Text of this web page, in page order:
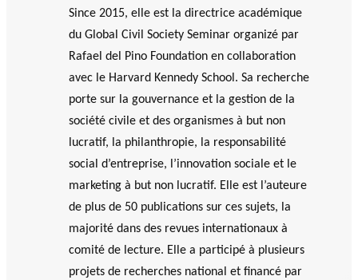
Since 2015, elle est la directrice académique
du Global Civil Society Seminar organizé par
Rafael del Pino Foundation en collaboration
avec le Harvard Kennedy School. Sa recherche
porte sur la gouvernance et la gestion de la
société civile et des organismes à but non
lucratif, la philanthropie, la responsabilité
social d’entreprise, l’innovation sociale et le
marketing à but non lucratif. Elle est l’auteure
de plus de 50 publications sur ces sujets, la
majorité dans des revues internationaux à
comité de lecture. Elle a participé à plusieurs
projets de recherches national et financé par